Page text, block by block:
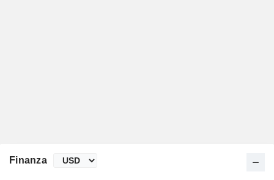
Finanza